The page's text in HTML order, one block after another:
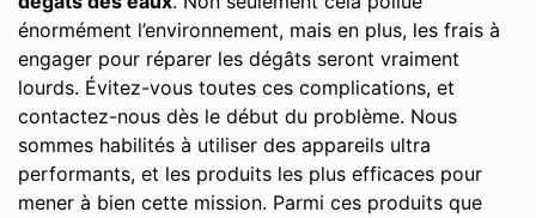
énormément l’environnement, mais en plus, les frais à
engager pour réparer les dégâts seront vraiment
lourds. Évitez-vous toutes ces complications, et
contactez-nous dès le début du problème. Nous
sommes habilités à utiliser des appareils ultra
performants, et les produits les plus efficaces pour
mener à bien cette mission. Parmi ces produits que